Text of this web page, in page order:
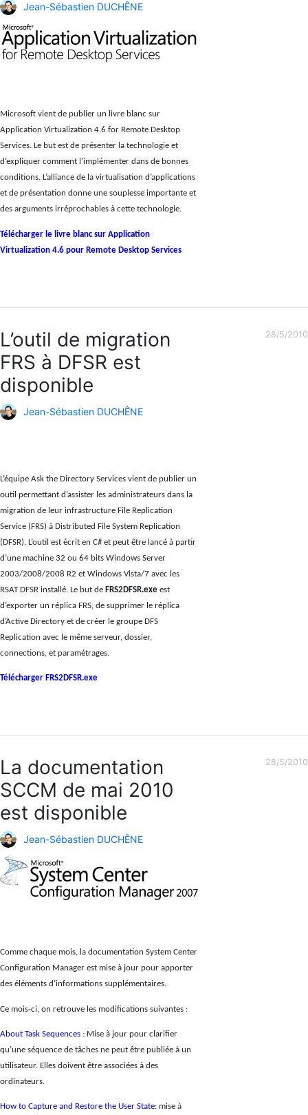
Jean-Sébastien DUCHÊNE
Microsoft vient de publier un livre blanc sur
Application Virtualization 4.6 for Remote Desktop
Services. Le but est de présenter la technologie et
d’expliquer comment l’implémenter dans de bonnes
conditions. L’alliance de la virtualisation d’applications
et de présentation donne une souplesse importante et
des arguments irréprochables à cette technologie.
Télécharger le livre blanc sur Application
Virtualization 4.6 pour Remote Desktop Services
L’outil de migration
FRS à DFSR est
disponible
Jean-Sébastien DUCHÊNE
L’équipe Ask the Directory Services vient de publier un
outil permettant d’assister les administrateurs dans la
migration de leur infrastructure File Replication
Service (FRS) à Distributed File System Replication
(DFSR). L’outil est écrit en C# et peut être lancé à partir
d’une machine 32 ou 64 bits Windows Server
2003/2008/2008 R2 et Windows Vista/7 avec les
RSAT DFSR installé. Le but de FRS2DFSR.exe est
d’exporter un réplica FRS, de supprimer le réplica
d’Active Directory et de créer le groupe DFS
Replication avec le même serveur, dossier,
connections, et paramétrages.
Télécharger FRS2DFSR.exe
28/5/2010
La documentation
SCCM de mai 2010
est disponible
Jean-Sébastien DUCHÊNE
Comme chaque mois, la documentation System Center
Configuration Manager est mise à jour pour apporter
des éléments d’informations supplémentaires.
Ce mois-ci, on retrouve les modifications suivantes :
About Task Sequences : Mise à jour pour clarifier
qu’une séquence de tâches ne peut être publiée à un
utilisateur. Elles doivent être associées à des
ordinateurs.
How to Capture and Restore the User State: mise à
28/5/2010